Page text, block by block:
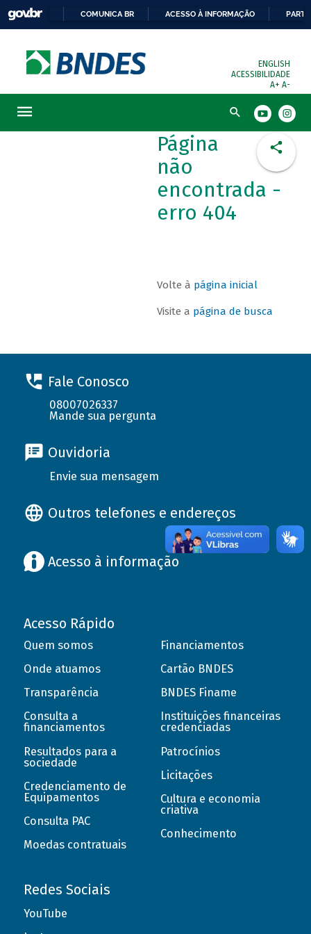
COMUNICA BR ACESSO À INFORMAÇÃO
ENGLISH
ACESSIBILIDADE
A+ A-
Busca
Página
não
encontrada -
erro 404
Volte à página inicial
Visite a página de busca
Fale Conosco
08007026337
Mande sua pergunta
Ouvidoria
Envie sua mensagem
Outros telefones e endereços
Acesso à informação
Acesso Rápido
Quem somos
Onde atuamos
Transparência
Consulta a
financiamentos
Resultados para a
sociedade
Credenciamento de
Equipamentos
Consulta PAC
Moedas contratuais
Financiamentos
Cartão BNDES
BNDES Finame
Instituições financeiras
credenciadas
Patrocínios
Licitações
Cultura e economia
criativa
Conhecimento
Redes Sociais
YouTube